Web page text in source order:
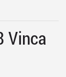
Vinca